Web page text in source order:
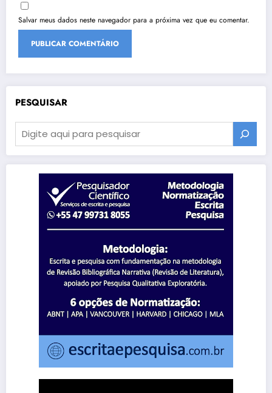
Salvar meus dados neste navegador para a próxima vez que eu comentar.
PESQUISAR